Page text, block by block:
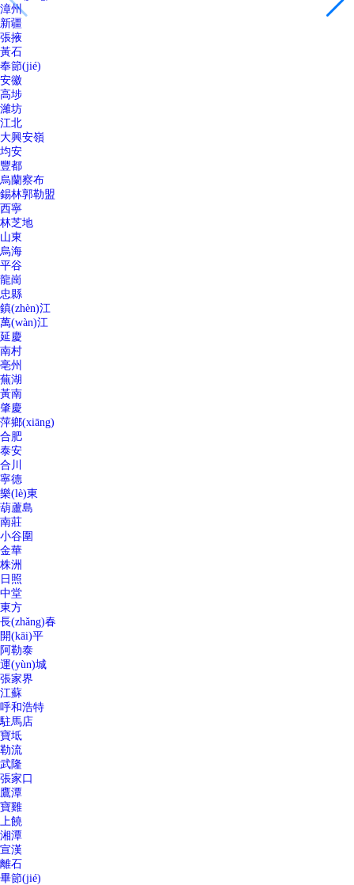
漳州
新疆
張掖
黃石
奉節(jié)
安徽
高埗
濰坊
江北
大興安嶺
均安
豐都
烏蘭察布
錫林郭勒盟
西寧
林芝地
山東
烏海
平谷
龍崗
忠縣
鎮(zhèn)江
萬(wàn)江
延慶
南村
亳州
蕪湖
黃南
肇慶
萍鄉(xiāng)
合肥
泰安
合川
寧德
樂(lè)東
葫蘆島
南莊
小谷圍
金華
株洲
日照
中堂
東方
長(zhǎng)春
開(kāi)平
阿勒泰
運(yùn)城
張家界
江蘇
呼和浩特
駐馬店
寶坻
勒流
武隆
張家口
鷹潭
寶雞
上饒
湘潭
宣漢
離石
畢節(jié)